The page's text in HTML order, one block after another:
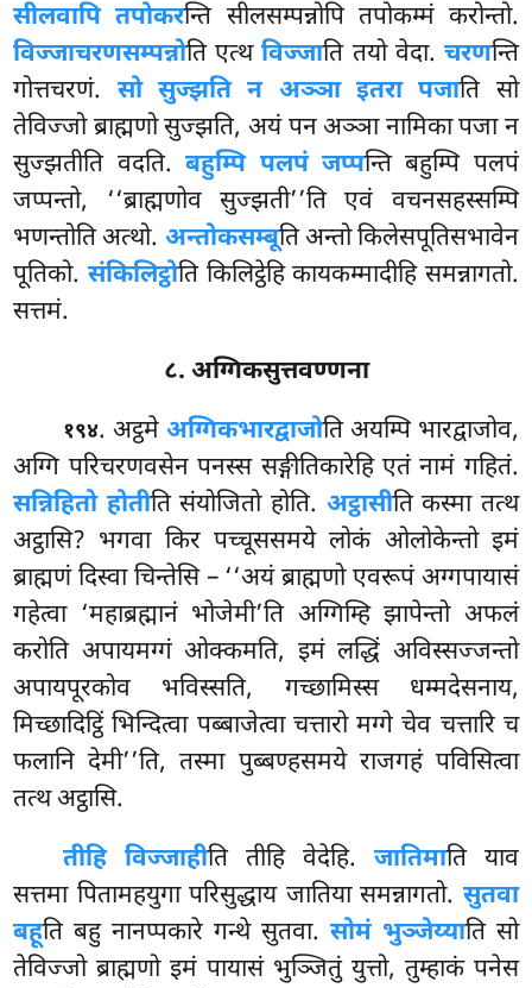
सीलवापि तपोकरन्ति सीलसम्पन्नोपि तपोकम्मं करोन्तो.
विज्जाचरणसम्पन्नोति एत्थविज्जाति तयो वेदा. चरणन्ति
गोत्तचरणं. सो सुज्झति न अञ्ञा इतरा पजाति सो
तेविज्जो ब्राह्मणो सुज्झति, अयं पन अञ्ञा नामिकापजा न
सुज्झतीति वदति.बहुम्पि पलपं जप्पन्ति बहुम्पि पलपं
जप्पन्तो, ‘‘ब्राह्मणोव सुज्झती’’ति एवं वचनसहस्सम्पि
भणन्तोति अत्थो. अन्तोकसम्बूति अन्तो किलेसपूतिसभावेन
पूतिको. संकिलिट्ठोति किलिट्ठेहि कायकम्मादीहि समन्नागतो.
सत्तमं.
८. अग्गिकसुत्तवण्णना
१९४. अट्ठमे अग्गिकभारद्वाजोति अयम्पि भारद्वाजोव,
अग्गि परिचरणवसेन पनस्स सङ्गीतिकारेहि एतं नामं गहितं.
सन्निहितो होतीति संयोजितो होति. अट्ठासीति कस्मा तत्थ
अट्ठासि? भगवा किर पच्चूससमये लोकं ओलोकेन्तो इमं
ब्राह्मणं दिस्वा चिन्तेसि – ‘‘अयं ब्राह्मणो एवरूपं अग्गपायासं
गहेत्वा ‘महाब्रह्मानं भोजेमी’ति अग्गिम्हि झापेन्तो अफलं
करोति अपायमग्गं ओक्कमति, इमं लद्धिं अविस्सज्जन्तो
अपायपूरकोव भविस्सति, गच्छामिस्स धम्मदेसनाय,
मिच्छादिट्ठिं भिन्दित्वा पब्बाजेत्वा चत्तारो मग्गे चेव चत्तारि च
फलानि देमी’’ति, तस्मा पुब्बण्हसमये राजगहं पविसित्वा
तत्थ अट्ठासि.
तीहि विज्जाहीति तीहि वेदेहि. जातिमाति याव
सत्तमा पितामहयुगा परिसुद्धाय जातिया समन्नागतो. सुतवा
बहूति बहु नानप्पकारे गन्थे सुतवा. सोमं भुञ्जेय्याति सो
तेविज्जो ब्राह्मणो इमं पायासं भुञ्जितुं युत्तो, तुम्हाकं पनेस